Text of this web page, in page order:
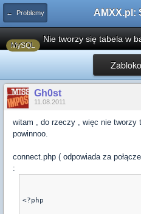
← Problemy
MySQL
Nie tworzy się tabela w
Gh0st
11.08.2011
witam , do rzeczy , więc nie tworzy
powinnoo.
connect.php ( odpowiada za
:
<?php